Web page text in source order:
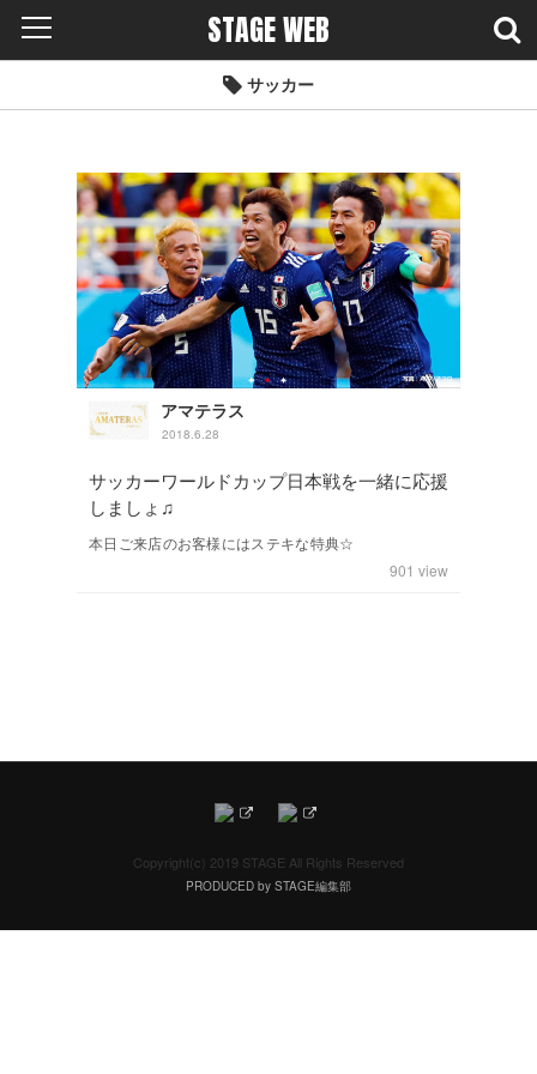
STAGE WEB
サッカー
アマテラス
2018.6.28
サッカーワールドカップ日本戦を一緒に応援
しましょ♫
本日ご来店のお客様にはステキな特典☆
901 view
Copyright(c) 2019 STAGE All Rights Reserved
PRODUCED by STAGE編集部